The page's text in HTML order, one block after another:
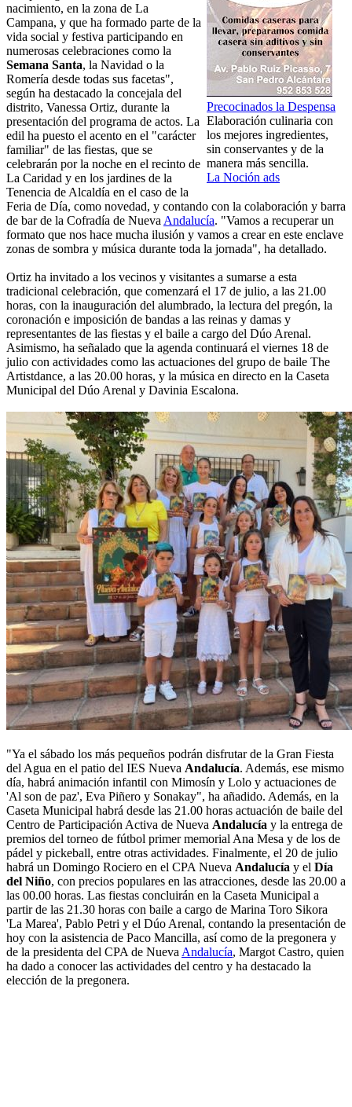
Precocinados la Despensa
Elaboración culinaria con
los mejores ingredientes,
sin conservantes y de la
manera más sencilla.
La Noción ads
nacimiento, en la zona de La
Campana, y que ha formado parte de la
vida social y festiva participando en
numerosas celebraciones como la
Semana Santa, la Navidad o la
Romería desde todas sus facetas",
según ha destacado la concejala del
distrito, Vanessa Ortiz, durante la
presentación del programa de actos. La
edil ha puesto el acento en el "carácter
familiar" de las fiestas, que se
celebrarán por la noche en el recinto de
La Caridad y en los jardines de la
Tenencia de Alcaldía en el caso de la
Feria de Día, como novedad, y contando con la colaboración y barra
de bar de la Cofradía de Nueva Andalucía. "Vamos a recuperar un
formato que nos hace mucha ilusión y vamos a crear en este enclave
zonas de sombra y música durante toda la jornada", ha detallado.
Ortiz ha invitado a los vecinos y visitantes a sumarse a esta
tradicional celebración, que comenzará el 17 de julio, a las 21.00
horas, con la inauguración del alumbrado, la lectura del pregón, la
coronación e imposición de bandas a las reinas y damas y
representantes de las fiestas y el baile a cargo del Dúo Arenal.
Asimismo, ha señalado que la agenda continuará el viernes 18 de
julio con actividades como las actuaciones del grupo de baile The
Artistdance, a las 20.00 horas, y la música en directo en la Caseta
Municipal del Dúo Arenal y Davinia Escalona.
"Ya el sábado los más pequeños podrán disfrutar de la Gran Fiesta
del Agua en el patio del IES Nueva Andalucía. Además, ese mismo
día, habrá animación infantil con Mimosín y Lolo y actuaciones de
'Al son de paz', Eva Piñero y Sonakay", ha añadido. Además, en la
Caseta Municipal habrá desde las 21.00 horas actuación de baile del
Centro de Participación Activa de Nueva Andalucía y la entrega de
premios del torneo de fútbol primer memorial Ana Mesa y de los de
pádel y pickeball, entre otras actividades. Finalmente, el 20 de julio
habrá un Domingo Rociero en el CPA Nueva Andalucía y el Día
del Niño, con precios populares en las atracciones, desde las 20.00 a
las 00.00 horas. Las fiestas concluirán en la Caseta Municipal a
partir de las 21.30 horas con baile a cargo de Marina Toro Sikora
'La Marea', Pablo Petri y el Dúo Arenal, contando la presentación de
hoy con la asistencia de Paco Mancilla, así como de la pregonera y
de la presidenta del CPA de Nueva Andalucía, Margot Castro, quien
ha dado a conocer las actividades del centro y ha destacado la
elección de la pregonera.